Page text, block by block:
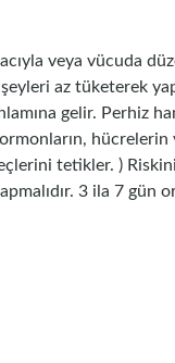
veya vücuda
az tüketerek
gelir. Perhiz
tetikler. )
3 ila 7 gün